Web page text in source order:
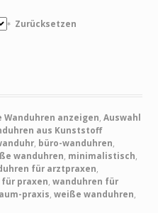
Zurücksetzen
Wanduhren anzeigen ,Auswahl
aus Kunststoff
büro-wanduhren
wanduhren minimalistisch
für arztpraxen
praxen ,wanduhren für
praxis ,weiße wanduhren